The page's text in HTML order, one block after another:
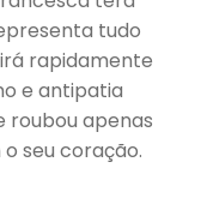
tudo
rapidamente
e antipatia
roubou apenas
seu coração.